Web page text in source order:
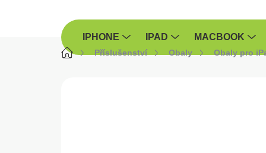
IPHONE IPAD MACBOOK
DomůPříslušenství Obaly Obaly pro